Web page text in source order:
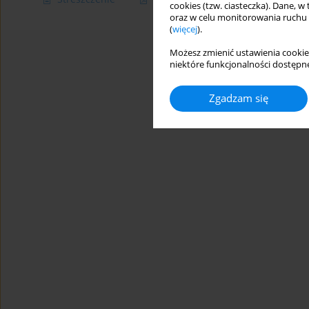
cookies (tzw. ciasteczka). Dane,
oraz w celu monitorowania ruchu
(więcej).
Możesz zmienić ustawienia
niektóre funkcjonalności
Zgadzam się